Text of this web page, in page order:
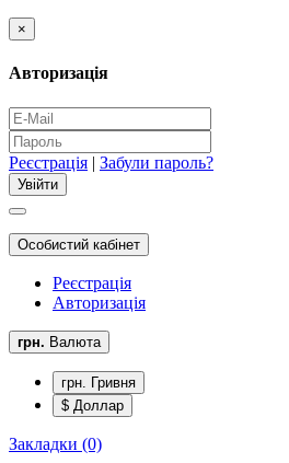
×
Авторизація
Реєстрація | Забули пароль?
Особистий кабінет
Реєстрація
Авторизація
грн. Валюта
грн. Гривня
$ Доллар
Закладки (0)